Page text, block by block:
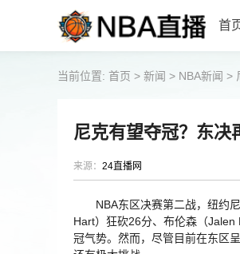
首
当前位置: 首页 > 新闻 > NBA新闻 >
尼克有望夺冠？东决
来源： 24直播网
NBA东区决赛第二战，纽约尼
Hart）狂砍26分、布伦森（
冠气势。然而，尽管目前在东区